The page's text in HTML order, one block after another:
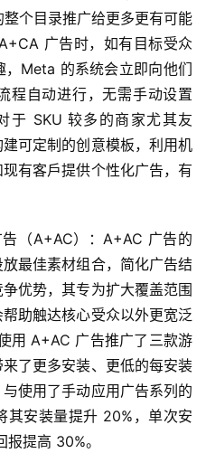
个目录推广给更多更有可能
广告时，如有目标受众
Meta 的系统会立即向他们
程自动进行，无需手动设置
于 SKU 较多的商家尤其友
可定制的创意模板，利用机
有客戶提供个性化广告，有
告（A+AC）：A+AC 广告的
最佳素材组合，简化广告结
优势，其专为扩大覆盖范围
助触达核心受众以外更宽泛
用 A+AC 广告推广了三款游
了更多安装、更低的每安装
使用了手动应用广告系列的
其安装量提升 20%，单次安
提高 30%。